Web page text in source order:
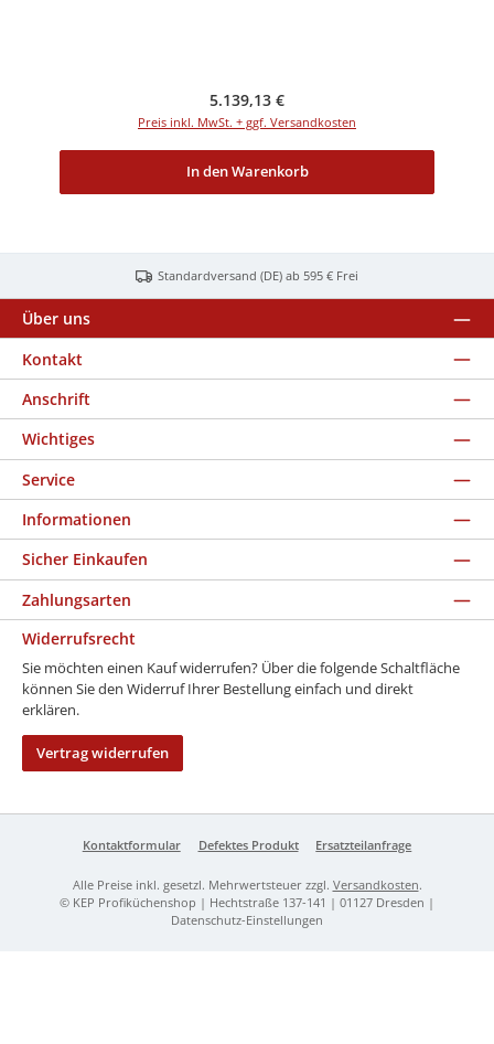
Regulärer Preis:
5.139,13 €
Preis inkl. MwSt. + ggf. Versandkosten
In den Warenkorb
Standardversand (DE) ab 595 € Frei
Über uns
Kontakt
Anschrift
Wichtiges
Service
Informationen
Sicher Einkaufen
Zahlungsarten
Widerrufsrecht
Sie möchten einen Kauf widerrufen? Über die folgende Schaltfläche
können Sie den Widerruf Ihrer Bestellung einfach und direkt
erklären.
Vertrag widerrufen
Kontaktformular Defektes Produkt Ersatzteilanfrage
Alle Preise inkl. gesetzl. Mehrwertsteuer zzgl. Versandkosten.
© KEP Profiküchenshop | Hechtstraße 137-141 | 01127 Dresden |
Datenschutz-Einstellungen